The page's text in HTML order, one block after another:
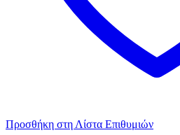
Προσθήκη στη Λίστα Επιθυμιών